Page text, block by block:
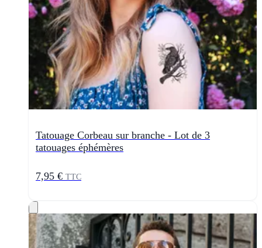
Tatouage Corbeau sur branche - Lot de 3
tatouages éphémères
7,95 € TTC